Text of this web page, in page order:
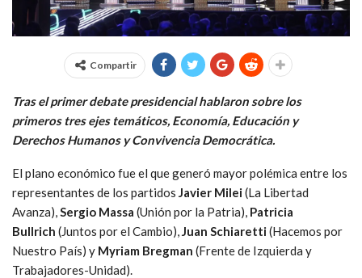
Compartir
Tras el primer debate presidencial hablaron sobre los
primeros tres ejes temáticos, Economía, Educación y
Derechos Humanos y Convivencia Democrática.
El plano económico fue el que generó mayor polémica entre los
representantes de los partidos Javier Milei(La Libertad
Avanza), Sergio Massa (Unión por la Patria), Patricia
Bullrich (Juntos por el Cambio), Juan Schiaretti(Hacemos por
Nuestro País) y Myriam Bregman (Frente de Izquierda y
Trabajadores-Unidad).